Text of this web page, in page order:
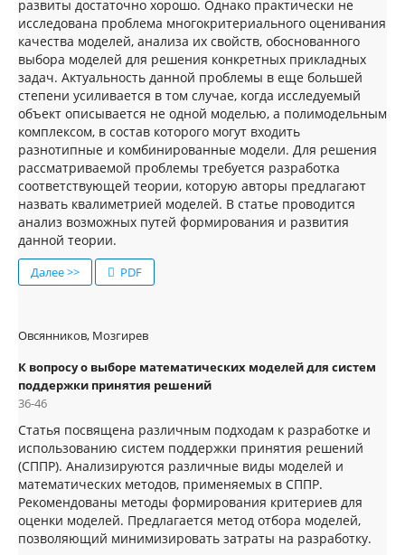
развиты достаточно хорошо. Однако практически не
исследована проблема многокритериального оценивания
качества моделей, анализа их свойств, обоснованного
выбора моделей для решения конкретных прикладных
задач. Актуальность данной проблемы в еще большей
степени усиливается в том случае, когда исследуемый
объект описывается не одной моделью, а полимодельным
комплексом, в состав которого могут входить
разнотипные и комбинированные модели. Для решения
рассматриваемой проблемы требуется разработка
соответствующей теории, которую авторы предлагают
назвать квалиметрией моделей. В статье проводится
анализ возможных путей формирования и развития
данной теории.
Далее >> PDF
Овсянников, Мозгирев
К вопросу о выборе математических моделей для систем
поддержки принятия решений
36-46
Статья посвящена различным подходам к разработке и
использованию систем поддержки принятия решений
(СППР). Анализируются различные виды моделей и
математических методов, применяемых в СППР.
Рекомендованы методы формирования критериев для
оценки моделей. Предлагается метод отбора моделей,
позволяющий минимизировать затраты на разработку.